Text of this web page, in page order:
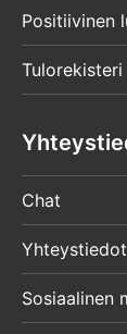
Positiivinen
Tulorekisteri
Chat
Sosiaalinen